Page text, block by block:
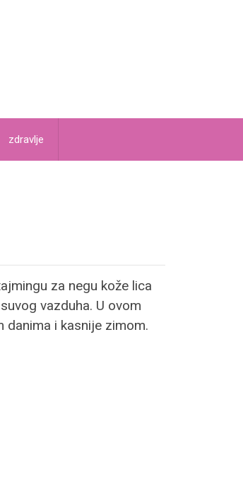
zdravlje
za negu kože lica
vazduha. U ovom
danima i kasnije zimom.